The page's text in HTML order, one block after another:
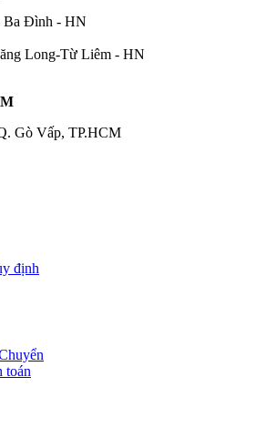
Ba Đình - HN
Long-Từ Liêm - HN
Gò Vấp, TP.HCM
định
toán